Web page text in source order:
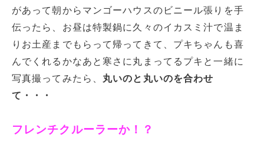
があって朝からマンゴーハウスのビニール張りを手
伝ったら、お昼は特製鍋に久々のイカスミ汁で温ま
りお土産までもらって帰ってきて、プキちゃんも喜
んでくれるかなあと寒さに丸まってるプキと一緒に
写真撮ってみたら、 丸いのと丸いのを合わせ
て・・・
フレンチクルーラーか！？